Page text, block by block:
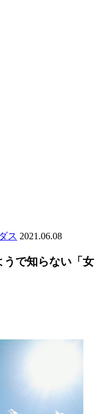
ス 2021.06.08
うで知らない「女